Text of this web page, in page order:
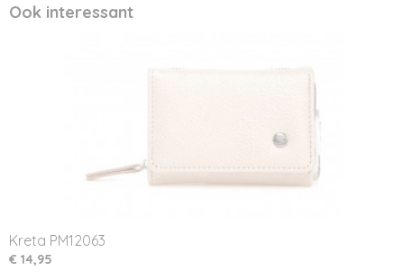
Ook interessant
Kreta PM12063
€ 14,95